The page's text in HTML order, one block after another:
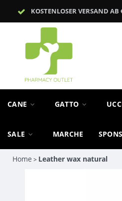
KOSTENLOSER VERSAND AB
CANE GATTO
SALE MARCHE
Home > Leather wax natural